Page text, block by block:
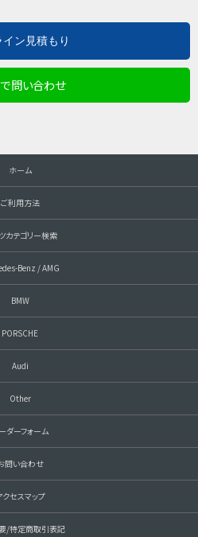
問い合わせ
ホーム
ご利用方法
カテゴリー検索
Benz / AMG
BMW
PORSCHE
Audi
Other
ダーフォーム
問い合わせ
クセスマップ
/特定商取引表記